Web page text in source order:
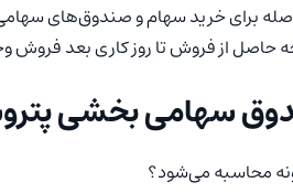
برای خرید سهام و صندوق‌های
حاصل از فروش تا روز کاری بعد فروش
سهامی بخشی
محاسبه می‌شود؟